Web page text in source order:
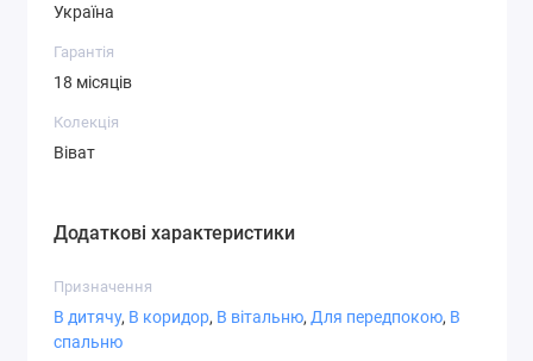
СТ-7,4
Україна
Гарантія
18 місяців
Колекція
Віват
Додаткові характеристики
Призначення
В дитячу, В коридор, В вітальню, Для передпокою, В
спальню